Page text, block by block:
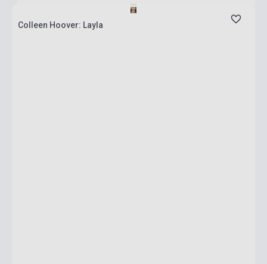
Colleen Hoover: Layla